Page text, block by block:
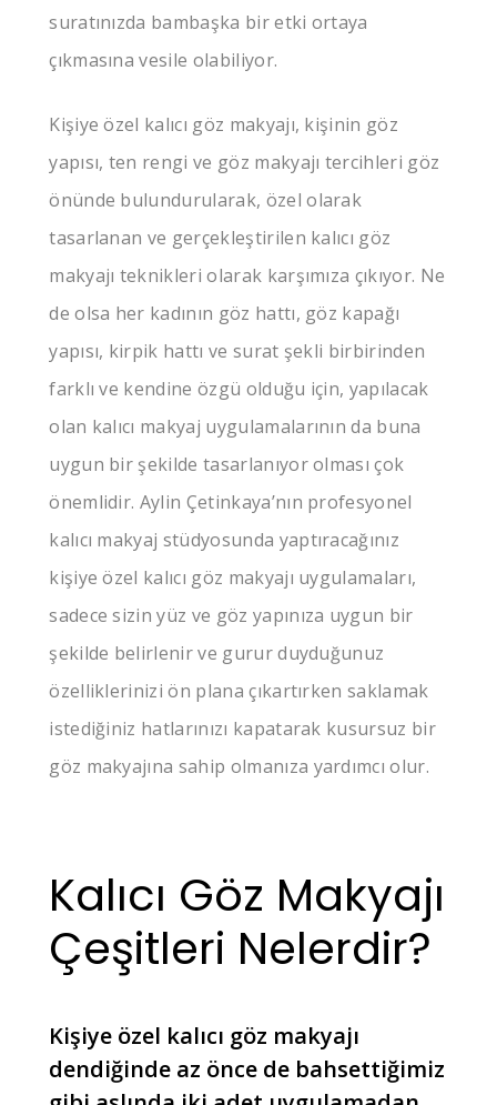
suratınızda bambaşka bir etki ortaya
çıkmasına vesile olabiliyor.
Kişiye özel kalıcı göz makyajı, kişinin göz
yapısı, ten rengi ve göz makyajı tercihleri göz
önünde bulundurularak, özel olarak
tasarlanan ve gerçekleştirilen kalıcı göz
makyajı teknikleri olarak karşımıza çıkıyor. Ne
de olsa her kadının göz hattı, göz kapağı
yapısı, kirpik hattı ve surat şekli birbirinden
farklı ve kendine özgü olduğu için, yapılacak
olan kalıcı makyaj uygulamalarının da buna
uygun bir şekilde tasarlanıyor olması çok
önemlidir. Aylin Çetinkaya’nın profesyonel
kalıcı makyaj stüdyosunda yaptıracağınız
kişiye özel kalıcı göz makyajı uygulamaları,
sadece sizin yüz ve göz yapınıza uygun bir
şekilde belirlenir ve gurur duyduğunuz
özelliklerinizi ön plana çıkartırken saklamak
istediğiniz hatlarınızı kapatarak kusursuz bir
göz makyajına sahip olmanıza yardımcı olur.
Kalıcı Göz Makyajı
Çeşitleri Nelerdir?
Kişiye özel kalıcı göz makyajı
dendiğinde az önce de bahsettiğimiz